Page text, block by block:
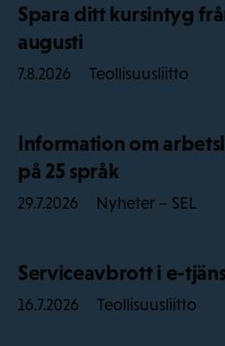
Spara ditt kursintyg
augusti
7.8.2026 Teollisuusliitto
Information om
på 25 språk
29.7.2026 Nyheter – SEL
Serviceavbrott i e-
16.7.2026 Teollisuusliitto